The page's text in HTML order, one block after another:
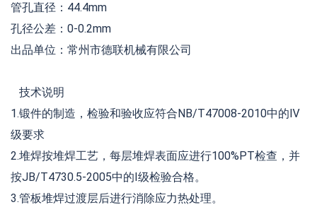
管孔直径：44.4mm
孔径公差：0-0.2mm
出品单位：常州市德联机械有限公司
技术说明
1.锻件的制造，检验和验收应符合NB/T47008-2010中的Ⅳ
级要求
2.堆焊按堆焊工艺，每层堆焊表面应进行100%PT检查，并
按JB/T4730.5-2005中的I级检验合格。
3.管板堆焊过渡层后进行消除应力热处理。